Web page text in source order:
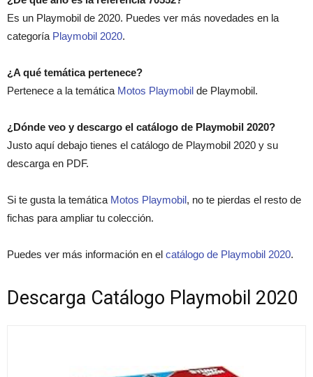
Es un Playmobil de 2020. Puedes ver más novedades en la
categoría Playmobil 2020.
¿A qué temática pertenece?
Pertenece a la temática Motos Playmobil de Playmobil.
¿Dónde veo y descargo el catálogo de Playmobil 2020?
Justo aquí debajo tienes el catálogo de Playmobil 2020 y su
descarga en PDF.
Si te gusta la temática Motos Playmobil, no te pierdas el resto de
fichas para ampliar tu colección.
Puedes ver más información en el catálogo de Playmobil 2020.
Descarga Catálogo Playmobil 2020